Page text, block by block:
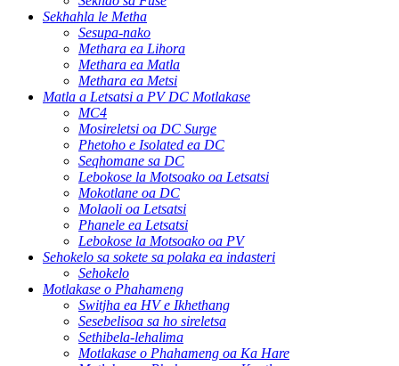
Sekhahla le Metha
Sesupa-nako
Methara ea Lihora
Methara ea Matla
Methara ea Metsi
Matla a Letsatsi a PV DC Motlakase
MC4
Mosireletsi oa DC Surge
Phetoho e Isolated ea DC
Seqhomane sa DC
Lebokose la Motsoako oa Letsatsi
Mokotlane oa DC
Molaoli oa Letsatsi
Phanele ea Letsatsi
Lebokose la Motsoako oa PV
Sehokelo sa sokete sa polaka ea indasteri
Sehokelo
Motlakase o Phahameng
Switjha ea HV e Ikhethang
Sesebelisoa sa ho sireletsa
Sethibela-lehalima
Motlakase o Phahameng oa Ka Hare